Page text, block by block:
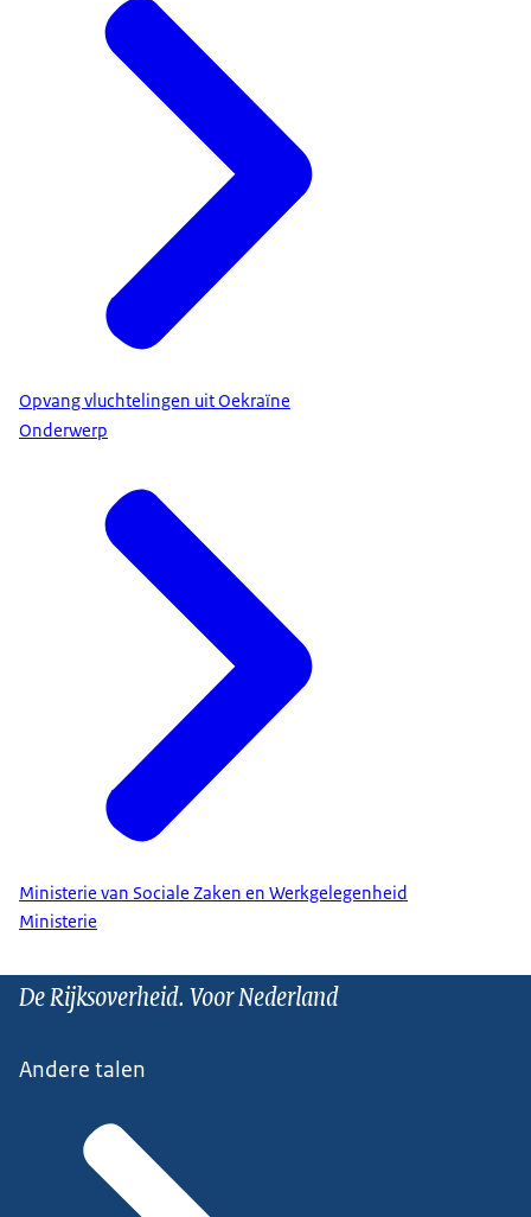
Opvang vluchtelingen uit Oekraïne
Onderwerp
Ministerie van Sociale Zaken en Werkgelegenheid
Ministerie
De Rijksoverheid. Voor Nederland
Andere talen